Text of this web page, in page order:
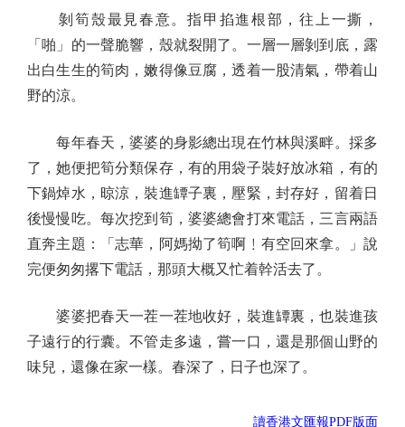
剝筍殼最見春意。指甲掐進根部，往上一撕，
「啪」的一聲脆響，殼就裂開了。一層一層剝到底，露
出白生生的筍肉，嫩得像豆腐，透着一股清氣，帶着山
野的涼。
每年春天，婆婆的身影總出現在竹林與溪畔。採多
了，她便把筍分類保存，有的用袋子裝好放冰箱，有的
下鍋焯水，晾涼，裝進罈子裏，壓緊，封存好，留着日
後慢慢吃。每次挖到筍，婆婆總會打來電話，三言兩語
直奔主題：「志華，阿媽拗了筍啊﹗有空回來拿。」說
完便匆匆撂下電話，那頭大概又忙着幹活去了。
婆婆把春天一茬一茬地收好，裝進罈裏，也裝進孩
子遠行的行囊。不管走多遠，嘗一口，還是那個山野的
味兒，還像在家一樣。春深了，日子也深了。
讀香港文匯報PDF版面